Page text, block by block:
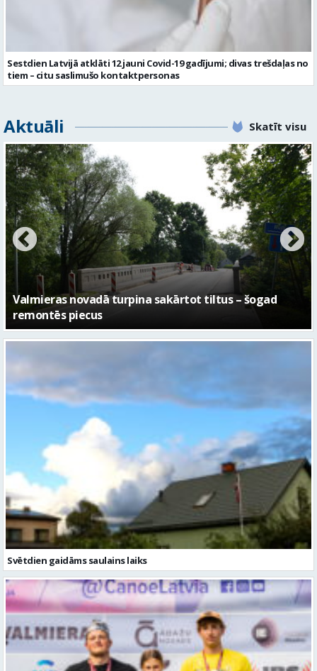
Sestdien Latvijā atklāti 12 jauni Covid-19 gadījumi; divas trešdaļas no
tiem – citu saslimušo kontaktpersonas
Aktuāli Skatīt visu
No pagaidu teātra līdz laikmetīgās kultūras centram
– kā attīstīsies “Kurtuve”
Svētdien gaidāms saulains laiks